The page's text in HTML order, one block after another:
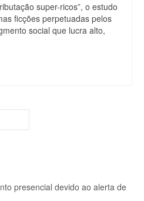
super-ricos”, o estudo
ficções perpetuadas pelos
social que lucra alto,
presencial devido ao alerta de